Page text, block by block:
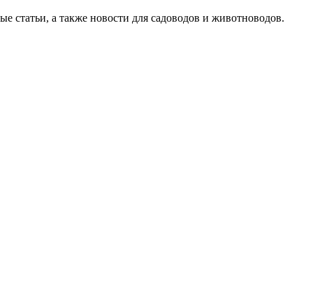
статьи, а также новости для садоводов и животноводов.